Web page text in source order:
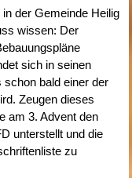
der Gemeinde Heilig
wissen: Der
sich in seinen
bald einer der
Zeugen dieses
am 3. Advent den
unterstellt und die
zu